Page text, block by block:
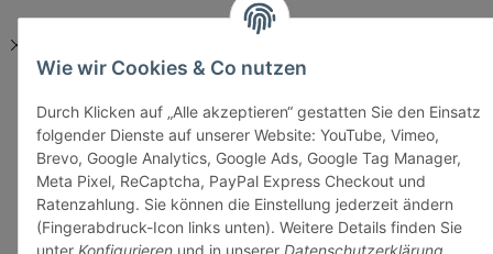
Wie wir Cookies & Co nutzen
Durch Klicken auf „Alle akzeptieren“ gestatten Sie den Einsatz
folgender Dienste auf unserer Website: YouTube, Vimeo,
Brevo, Google Analytics, Google Ads, Google Tag Manager,
Meta Pixel, ReCaptcha, PayPal Express Checkout und
Ratenzahlung. Sie können die Einstellung jederzeit ändern
(Fingerabdruck-Icon links unten). Weitere Details finden Sie
unter Konfigurieren und in unserer Datenschutzerklärung